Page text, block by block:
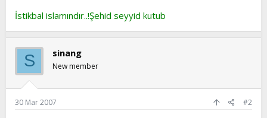
İstikbal islamındır..!Şehid seyyid kutub
S sinang
New member
30 Mar 2007 #2